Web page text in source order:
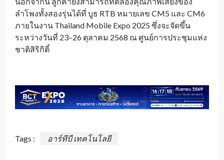
ลำโพงทั้งสองรุ่นได้ที่ บูธ RTB หมายเลข CM5 และ CM6
ภายในงาน Thailand Mobile Expo 2025 ซึ่งจะจัดขึ้น
ระหว่างวันที่ 23–26 ตุลาคม 2568 ณ ศูนย์การประชุมแห่ง
ชาติสิริกิติ์
Tags : อาร์ทีบี เทคโนโลยี